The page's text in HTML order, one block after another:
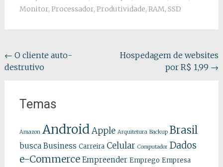
Monitor, Processador, Produtividade, RAM, SSD
Navegação
do
← O cliente auto-
destrutivo
Hospedagem de websites
por R$ 1,99 →
Temas
Amazon AndroidApple Arquitetura Backup Brasil
busca Business Carreira Celular Computador Dados
e-Commerce Empreender Emprego Empresa